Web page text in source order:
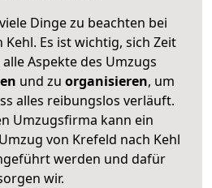
Dinge zu beachten bei
Es ist wichtig, sich Zeit
Aspekte des Umzugs
und zu organisieren, um
alles reibungslos verläuft.
Umzugsfirma kann ein
von Krefeld nach Kehl
werden und dafür
wir.